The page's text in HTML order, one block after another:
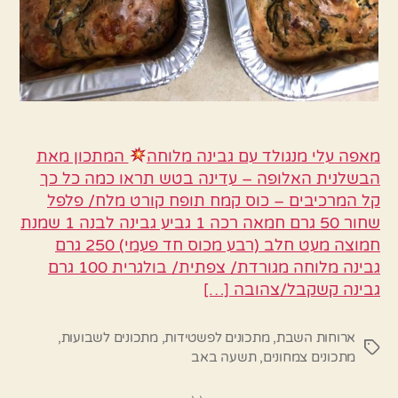
מאפה עלי מנגולד עם גבינה מלוחה
המתכון מאת
הבשלנית האלופה – עדינה בטש תראו כמה כל כך
קל המרכיבים – כוס קמח תופח קורט מלח/ פלפל
שחור 50 גרם חמאה רכה 1 גביע גבינה לבנה 1 שמנת
חמוצה מעט חלב (רבע מכוס חד פעמי) 250 גרם
גבינה מלוחה מגורדת/ צפתית/ בולגרית 100 גרם
גבינה קשקבל/צהובה […]
תגיות
ארוחות השבת,מתכונים לפשטידות,מתכונים לשבועות,
מתכונים צמחונים,תשעה באב